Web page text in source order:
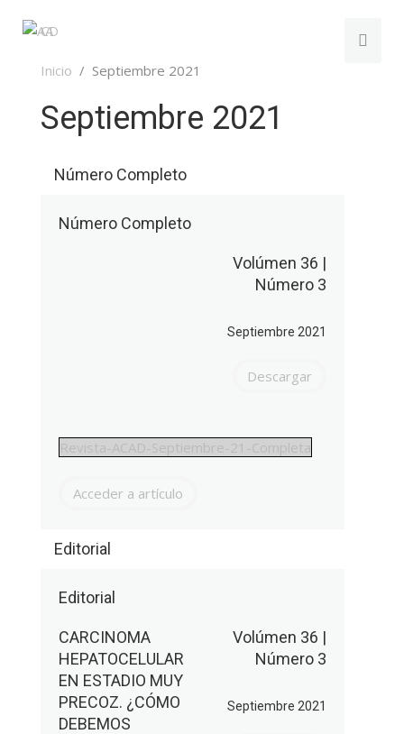
Inicio Septiembre 2021
Septiembre 2021
Número Completo
Número Completo
Volúmen 36 |
Número 3
Septiembre 2021
Descargar
Revista-ACAD-Septiembre-21-Completa
Acceder a artículo
Editorial
Editorial
CARCINOMA
HEPATOCELULAR
EN ESTADIO MUY
PRECOZ. ¿CÓMO
DEBEMOS
Volúmen 36 |
Número 3
Septiembre 2021